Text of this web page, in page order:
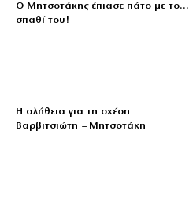
Ο Μητσοτάκης έπιασε πάτο με το…
σπαθί του!
Η αλήθεια για τη σχέση
Βαρβιτσιώτη – Μητσοτάκη